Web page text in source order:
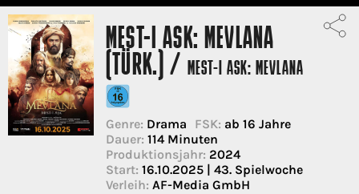
MEST-I ASK: MEVLANA
(TÜRK.) / MEST-I ASK: MEVLANA
Genre: Drama FSK: ab 16 Jahre
Dauer: 114 Minuten
Produktionsjahr: 2024
Start: 16.10.2025 | 43. Spielwoche
Verleih: AF-Media GmbH